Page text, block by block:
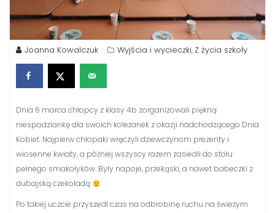
Joanna Kowalczuk Wyjścia i wycieczki, Z życia szkoły
Dnia 6 marca chłopcy z klasy 4b zorganizowali piękną
niespodziankę dla swoich koleżanek z okazji nadchodzącego Dnia
Kobiet. Najpierw chłopaki wręczyli dziewczynom prezenty i
wiosenne kwiaty, a później wszyscy razem zasiedli do stołu
pełnego smakołyków. Były napoje, przekąski, a nawet babeczki z
dubajską czekoladą
Po takiej uczcie przyszedł czas na odbrobinę ruchu na świeżym